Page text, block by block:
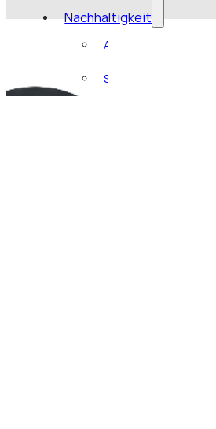
Nachhaltigkeit
Aktuell
Soziales Engagement